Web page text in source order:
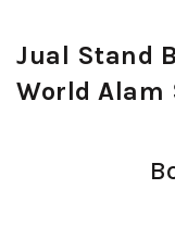
Jual Stand
World Alam